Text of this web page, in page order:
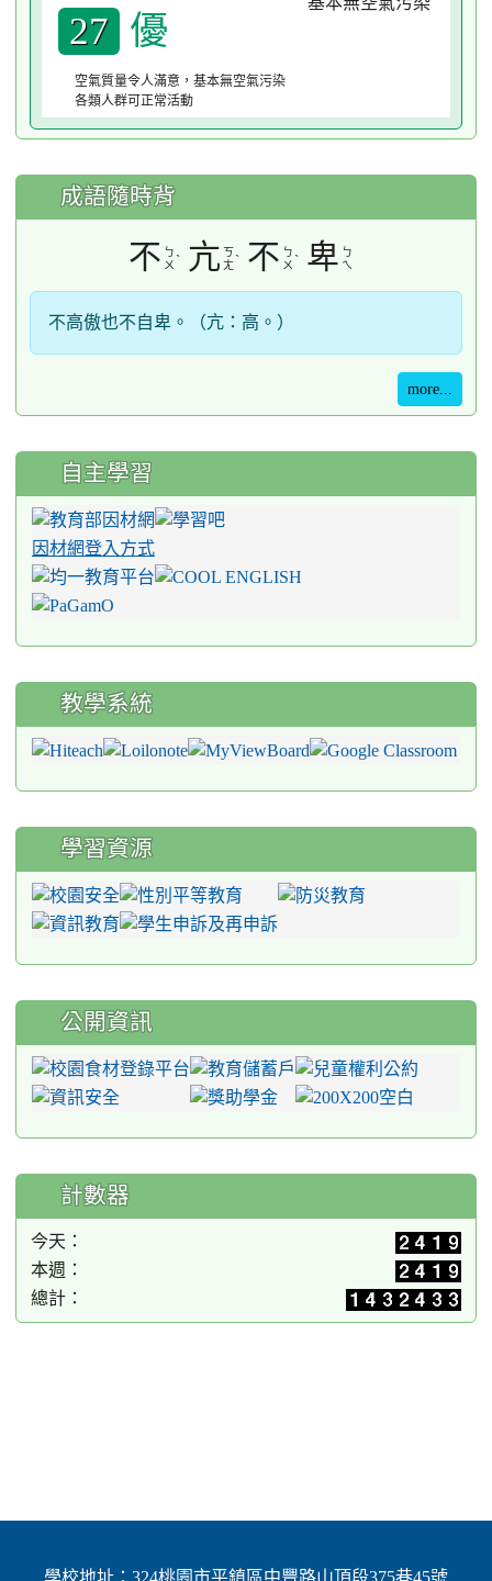
27 優
空氣質量令人滿意，基本無空氣污染
各類人群可正常活動
成語隨時背
不 ㄅ
ㄨ ˋ 亢 ㄎ
ㄤˋ 不 ㄅ
ㄨ ˋ 卑 ㄅ
ㄟ
不高傲也不自卑。（亢：高。）
more...
自主學習
因材網登入方式
教學系統
學習資源
公開資訊
計數器
今天：
本週：
總計：